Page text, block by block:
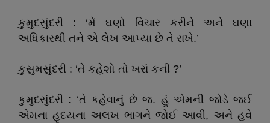
કુમુદસુંદરી : ‘મેં ઘણો વિચાર કરીને અને ઘણા
અધિકારથી તને એ લેખ આપ્યા છે તે રાખે.’
કુસુમસુંદરી : ‘તે કહેશો તો ખરાં કની ?’
કુમુદસુંદરી : ‘તે કહેવાનું છે જ. હું એમની જોડે જઈ
એમના હૃદયના અલખ ભાગને જોઈ આવી, અને હવે